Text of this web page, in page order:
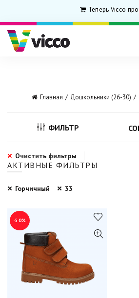
Теперь Vicco
Главная Дошкольники (26-30)
ФИЛЬТР
Очистить фильтры
АКТИВНЫЕ ФИЛЬТРЫ
Горчичный 33
-50%